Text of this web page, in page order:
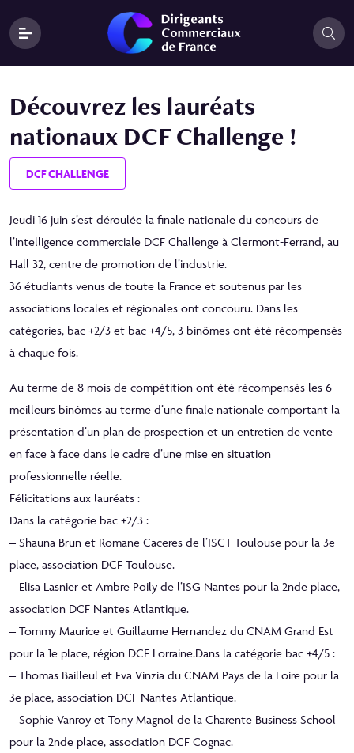
Découvrez les lauréats
nationaux DCF Challenge !
DCF CHALLENGE
Jeudi 16 juin s’est déroulée la finale nationale du concours de
l’intelligence commerciale DCF Challenge à Clermont-Ferrand, au
Hall 32, centre de promotion de l’industrie.
36 étudiants venus de toute la France et soutenus par les
associations locales et régionales ont concouru. Dans les
catégories, bac +2/3 et bac +4/5, 3 binômes ont été récompensés
à chaque fois.
Au terme de 8 mois de compétition ont été récompensés les 6
meilleurs binômes au terme d’une finale nationale comportant la
présentation d’un plan de prospection et un entretien de vente
en face à face dans le cadre d’une mise en situation
professionnelle réelle.
Félicitations aux lauréats :
Dans la catégorie bac +2/3 :
– Shauna Brun et Romane Caceres de l’ISCT Toulouse pour la 3e
place, association DCF Toulouse.
– Elisa Lasnier et Ambre Poily de l’ISG Nantes pour la 2nde place,
association DCF Nantes Atlantique.
– Tommy Maurice et Guillaume Hernandez du CNAM Grand Est
pour la 1e place, région DCF Lorraine.Dans la catégorie bac +4/5 :
– Thomas Bailleul et Eva Vinzia du CNAM Pays de la Loire pour la
3e place, association DCF Nantes Atlantique.
– Sophie Vanroy et Tony Magnol de la Charente Business School
pour la 2nde place, association DCF Cognac.